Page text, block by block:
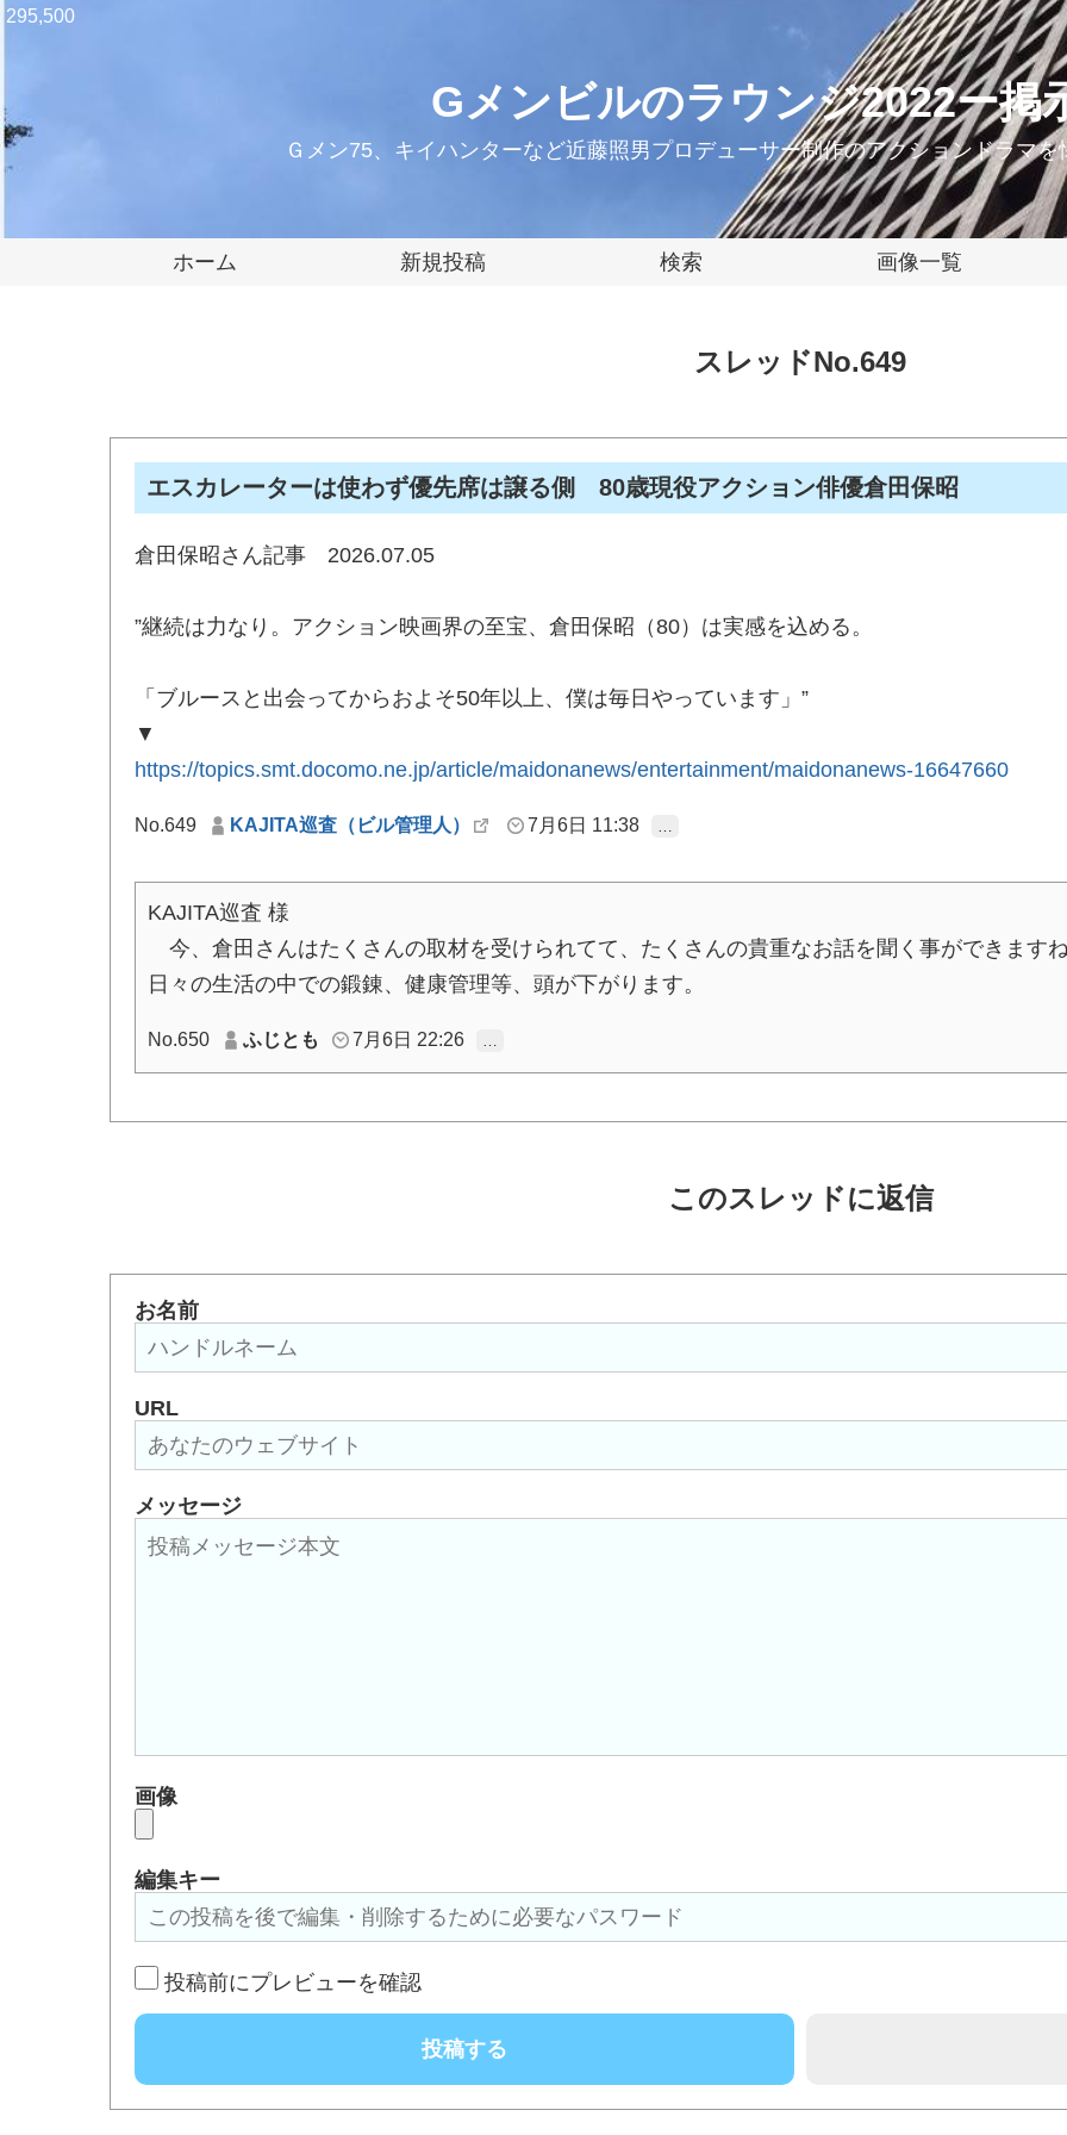
Gメンビルのラウンジ2022ー掲
Ｇメン75、キイハンターなど近藤照男プロデューサー制作のアクションドラマ
ホーム 新規投稿 検索 画像一覧
295,500
スレッドNo.649
エスカレーターは使わず優先席は譲る側 80歳現役アクション俳優倉田保昭
倉田保昭さん記事 2026.07.05
”継続は力なり。アクション映画界の至宝、倉田保昭（80）は実感を込める。
「ブルースと出会ってからおよそ50年以上、僕は毎日やっています」”
▼
https://topics.smt.docomo.ne.jp/article/maidonanews/entertainment/maidonanews-16647660
No.649 KAJITA巡査（ビル管理人） 7月6日 11:38
KAJITA巡査 様
今、倉田さんはたくさんの取材を受けられてて、たくさんの貴重なお話を聞く事ができます
日々の生活の中での鍛錬、健康管理等、頭が下がります。
No.650 ふじとも 7月6日 22:26
このスレッドに返信
お名前
URL
メッセージ
画像
編集キー
投稿前にプレビューを確認